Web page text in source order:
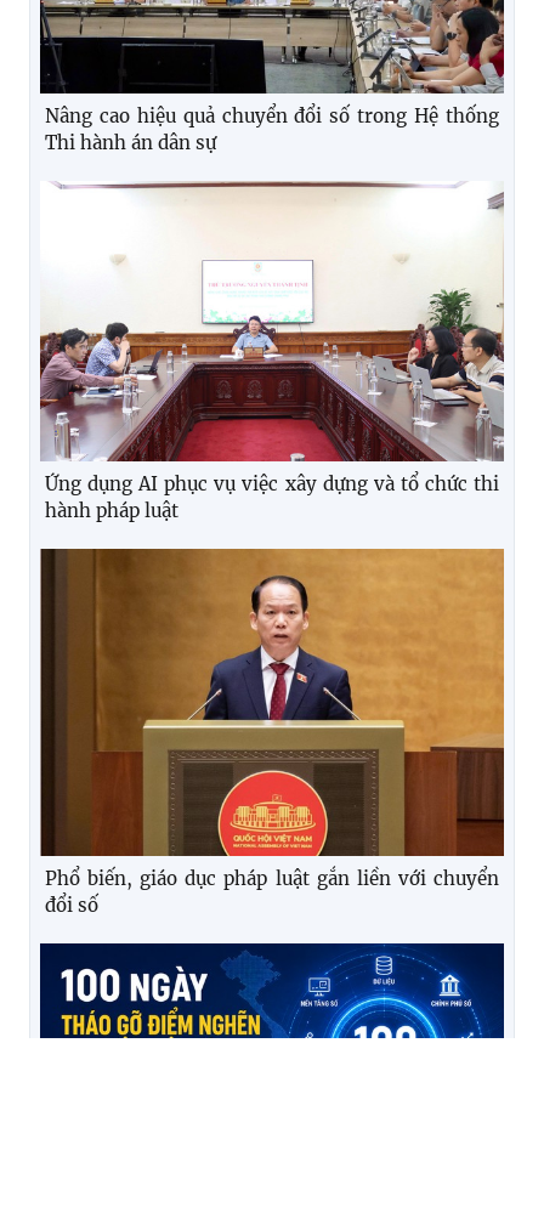
Nâng cao hiệu quả chuyển đổi số trong Hệ thống
Thi hành án dân sự
Ứng dụng AI phục vụ việc xây dựng và tổ chức thi
hành pháp luật
Phổ biến, giáo dục pháp luật gắn liền với chuyển
đổi số